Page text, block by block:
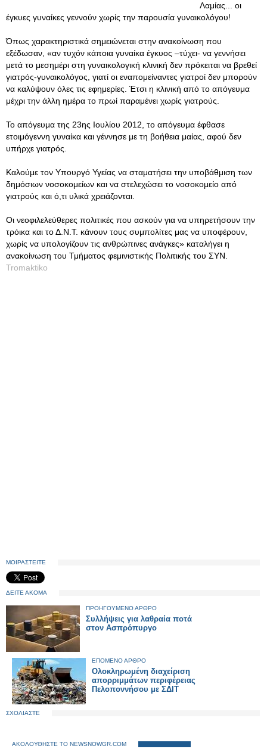
Λαμίας... οι
έγκυες γυναίκες γεννούν χωρίς την παρουσία γυναικολόγου!
Όπως χαρακτηριστικά σημειώνεται στην ανακοίνωση που
εξέδωσαν, «αν τυχόν κάποια γυναίκα έγκυος –τύχει- να γεννήσει
μετά το μεσημέρι στη γυναικολογική κλινική δεν πρόκειται να βρεθεί
γιατρός-γυναικολόγος, γιατί οι εναπομείναντες γιατροί δεν μπορούν
να καλύψουν όλες τις εφημερίες. Έτσι η κλινική από το απόγευμα
μέχρι την άλλη ημέρα το πρωί παραμένει χωρίς γιατρούς.
Το απόγευμα της 23ης Ιουλίου 2012, το απόγευμα έφθασε
ετοιμόγεννη γυναίκα και γέννησε με τη βοήθεια μαίας, αφού δεν
υπήρχε γιατρός.
Καλούμε τον Υπουργό Υγείας να σταματήσει την υποβάθμιση των
δημόσιων νοσοκομείων και να στελεχώσει το νοσοκομείο από
γιατρούς και ό,τι υλικά χρειάζονται.
Οι νεοφιλελεύθερες πολιτικές που ασκούν για να υπηρετήσουν την
τρόικα και το Δ.Ν.Τ. κάνουν τους συμπολίτες μας να υποφέρουν,
χωρίς να υπολογίζουν τις ανθρώπινες ανάγκες» καταλήγει η
ανακοίνωση του Τμήματος φεμινιστικής Πολιτικής του ΣΥΝ.
Tromaktiko
ΜΟΙΡΑΣΤΕΙΤΕ
ΔΕΙΤΕ ΑΚΟΜΑ
ΠΡΟΗΓΟΥΜΕΝΟ ΑΡΘΡΟ
Συλλήψεις για λαθραία ποτά
στον Ασπρόπυργο
ΕΠΟΜΕΝΟ ΑΡΘΡΟ
Ολοκληρωμένη διαχείριση
απορριμμάτων περιφέρειας
Πελοποννήσου με ΣΔΙΤ
ΣΧΟΛΙΑΣΤΕ
ΑΚΟΛΟΥΘΗΣΤΕ ΤΟ NEWSNOWGR.COM